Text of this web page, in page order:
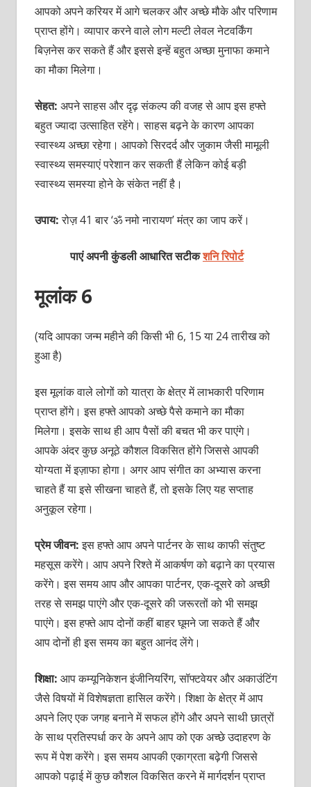
आपको अपने करियर में आगे चलकर और अच्‍छे मौके और परिणाम
प्राप्‍त होंगे। व्‍यापार करने वाले लोग मल्‍टी लेवल नेटवर्किंग
बिज़नेस कर सकते हैं और इससे इन्‍हें बहुत अच्‍छा मुनाफा कमाने
का मौका मिलेगा।
सेहत: अपने साहस और दृढ़ संकल्‍प की वजह से आप इस हफ्ते
बहुत ज्‍यादा उत्‍साहित रहेंगे। साहस बढ़ने के कारण आपका
स्‍वास्‍थ्‍य अच्‍छा रहेगा। आपको सिरदर्द और जुकाम जैसी मामूली
स्‍वास्‍थ्‍य समस्‍याएं परेशान कर सकती हैं लेकिन कोई बड़ी
स्‍वास्‍थ्‍य समस्‍या होने के संकेत नहीं है।
उपाय:रोज़ 41 बार ‘ॐ नमो नारायण’ मंत्र का जाप करें।
पाएं अपनी कुंडली आधारित सटीकशनि रिपोर्ट
मूलांक 6
(यदि आपका जन्‍म महीने की किसी भी 6, 15 या 24 तारीख को
हुआ है)
इस मूलांक वाले लोगों को यात्रा के क्षेत्र में लाभकारी परिणाम
प्राप्‍त होंगे। इस हफ्ते आपको अच्‍छे पैसे कमाने का मौका
मिलेगा। इसके साथ ही आप पैसों की बचत भी कर पाएंगे।
आपके अंदर कुछ अनूठे कौशल विकसित होंगे जिससे आपकी
योग्‍यता में इज़ाफा होगा। अगर आप संगीत का अभ्‍यास करना
चाहते हैं या इसे सीखना चाहते हैं, तो इसके लिए यह सप्‍ताह
अनुकूल रहेगा।
प्रेम जीवन:इस हफ्ते आप अपने पार्टनर के साथ काफी संतुष्‍ट
महसूस करेंगे। आप अपने रिश्‍ते में आकर्षण को बढ़ाने का प्रयास
करेंगे। इस समय आप और आपका पार्टनर, एक-दूसरे को अच्‍छी
तरह से समझ पाएंगे और एक-दूसरे की जरूरतों को भी समझ
पाएंगे। इस हफ्ते आप दोनों कहीं बाहर घूमने जा सकते हैं और
आप दोनों ही इस समय का बहुत आनंद लेंगे।
शिक्षा: आप कम्‍यूनिकेशन इंजीनियरिंग, सॉफ्टवेयर और अकाउंटिंग
जैसे विषयों में विशेषज्ञता हासिल करेंगे। शिक्षा के क्षेत्र में आप
अपने लिए एक जगह बनाने में सफल होंगे और अपने साथी छात्रों
के साथ प्रतिस्‍पर्धा कर के अपने आप को एक अच्‍छे उदाहरण के
रूप में पेश करेंगे। इस समय आपकी एकाग्रता बढ़ेगी जिससे
आपको पढ़ाई में कुछ कौशल विकसित करने में मार्गदर्शन प्राप्‍त